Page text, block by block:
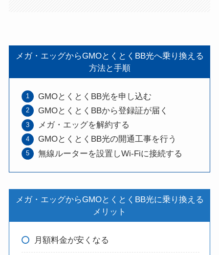
メガ・エッグからGMOとくとくBB光へ乗り換える
方法と手順
GMOとくとくBB光を申し込む
GMOとくとくBBから登録証が届く
メガ・エッグを解約する
GMOとくとくBB光の開通工事を行う
無線ルーターを設置しWi-Fiに接続する
メガ・エッグからGMOとくとくBB光に乗り換える
メリット
月額料金が安くなる